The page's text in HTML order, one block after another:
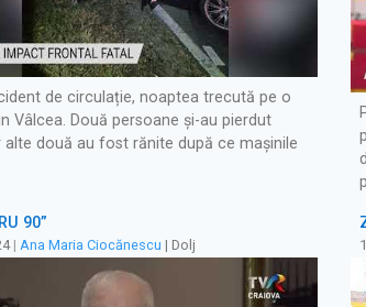
de circulație, noaptea trecută pe o
Vâlcea. Două persoane și-au pierdut
alte două au fost rănite după ce mașinile
90”
| Ana Maria Ciocănescu | Dolj